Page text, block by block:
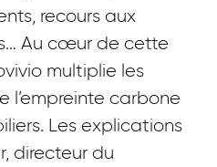
recours aux
Au cœur de cette
multiplie les
l’empreinte carbone
Les explications
directeur du